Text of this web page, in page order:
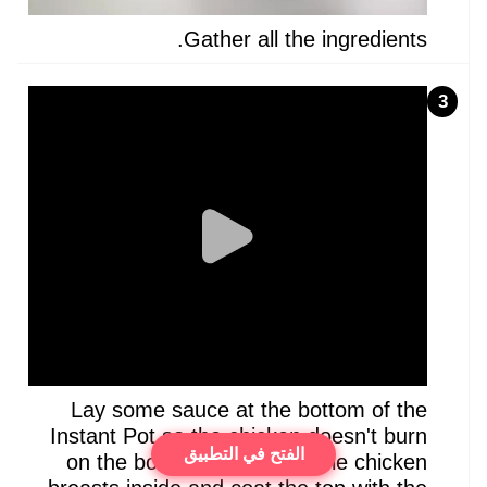
Gather all the ingredients.
3
Lay some sauce at the bottom of the
Instant Pot so the chicken doesn't burn
on the bottom. Lay the whole chicken
الفتح في التطبيق